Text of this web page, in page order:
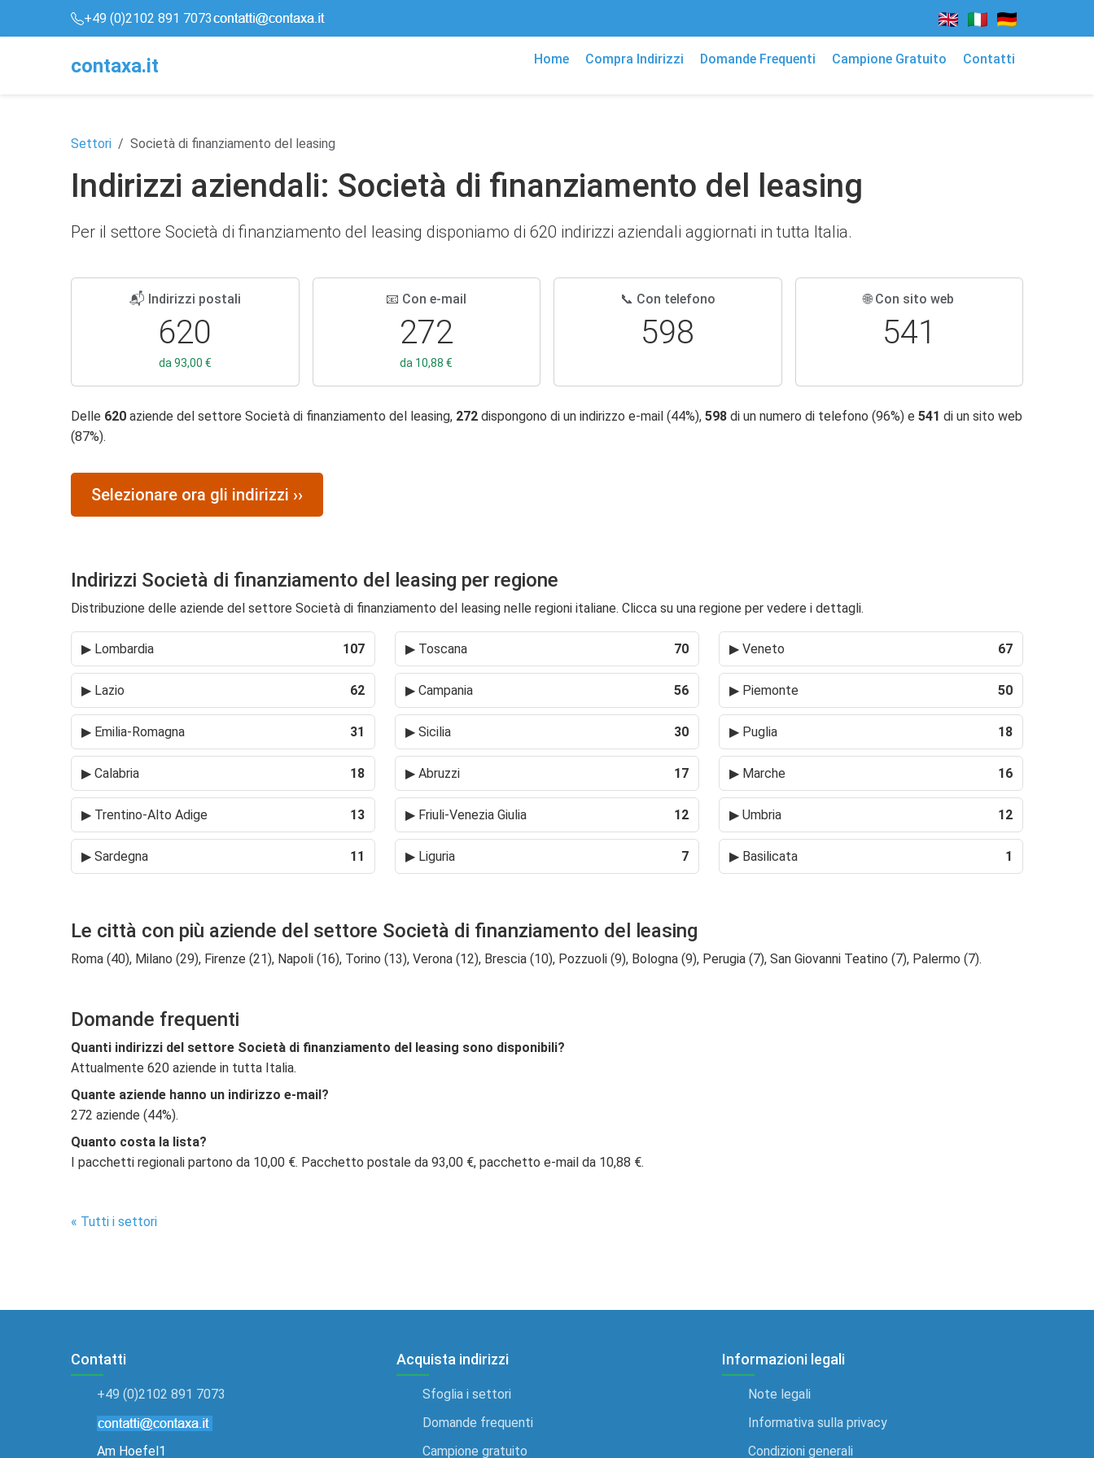
+49 (0)2102 891 7073
contaxa.it Home Compra Indirizzi Domande Frequenti Campione Gratuito Contatti
Settori Società di finanziamento del leasing
Indirizzi aziendali: Società di finanziamento del leasing
Per il settore Società di finanziamento del leasing disponiamo di 620 indirizzi aziendali aggiornati in tutta Italia.
📬 Indirizzi postali
620
da 93,00 €
📧 Con e-mail
272
da 10,88 €
📞 Con telefono
598
🌐 Con sito web
541
Delle 620 aziende del settore Società di finanziamento del leasing, 272 dispongono di un indirizzo e-mail (44%), 598 di un numero di telefono (96%) e 541 di un sito web
(87%).
Selezionare ora gli indirizzi ››
Indirizzi Società di finanziamento del leasing per regione
Distribuzione delle aziende del settore Società di finanziamento del leasing nelle regioni italiane. Clicca su una regione per vedere i dettagli.
▶ Lombardia 107 ▶ Toscana 70 ▶ Veneto 67
▶ Lazio 62 ▶ Campania 56 ▶ Piemonte 50
▶ Emilia-Romagna 31 ▶ Sicilia 30 ▶ Puglia 18
▶ Calabria 18 ▶ Abruzzi 17 ▶ Marche 16
▶ Trentino-Alto Adige 13 ▶ Friuli-Venezia Giulia 12 ▶ Umbria 12
▶ Sardegna 11 ▶ Liguria 7 ▶ Basilicata 1
Le città con più aziende del settore Società di finanziamento del leasing
Roma (40), Milano (29), Firenze (21), Napoli (16), Torino (13), Verona (12), Brescia (10), Pozzuoli (9), Bologna (9), Perugia (7), San Giovanni Teatino (7), Palermo (7).
Domande frequenti
Quanti indirizzi del settore Società di finanziamento del leasing sono disponibili?
Attualmente 620 aziende in tutta Italia.
Quante aziende hanno un indirizzo e-mail?
272 aziende (44%).
Quanto costa la lista?
I pacchetti regionali partono da 10,00 €. Pacchetto postale da 93,00 €, pacchetto e-mail da 10,88 €.
« Tutti i settori
Contatti
+49 (0)2102 891 7073
Am Hoefel1
Acquista indirizzi
Sfoglia i settori
Domande frequenti
Campione gratuito
Informazioni legali
Note legali
Informativa sulla privacy
Condizioni generali